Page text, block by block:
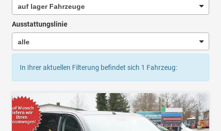
Ausstattungslinie
In Ihrer aktuellen Filterung befindet sich 1 Fahrzeug: